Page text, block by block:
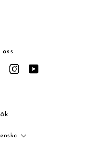
oss
Instagram